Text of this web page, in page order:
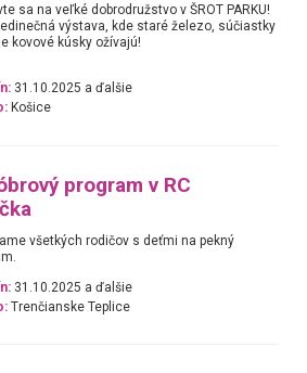
sa na veľké dobrodružstvo v ŠROT PARKU!
výstava, kde staré železo, súčiastky
kovové kúsky ožívajú!
31.10.2025 a ďalšie
Košice
program v RC
všetkých rodičov s deťmi na pekný
31.10.2025 a ďalšie
Trenčianske Teplice